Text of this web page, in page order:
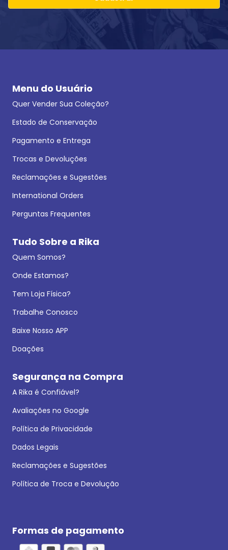
Menu do Usuário
Quer Vender Sua Coleção?
Estado de Conservação
Pagamento e Entrega
Trocas e Devoluções
Reclamações e Sugestões
International Orders
Perguntas Frequentes
Tudo Sobre a Rika
Quem Somos?
Onde Estamos?
Tem Loja Física?
Trabalhe Conosco
Baixe Nosso APP
Doações
Segurança na Compra
A Rika é Confiável?
Avaliações no Google
Política de Privacidade
Dados Legais
Reclamações e Sugestões
Política de Troca e Devolução
Formas de pagamento